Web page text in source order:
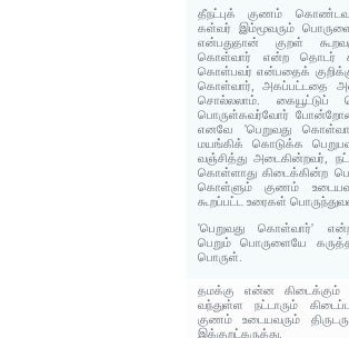
தீநட்புக் குணம்
கள்வர் இம்மூவரும்
என்பதுதான் குறள்
கொள்வார் என்ற தொடர்
கொள்பவர் என்பதைக்
கொள்வார், அகப்பட்டதை
சொல்லலாம். கையூட்டுப்
பொருள்கவர்வோர்
எனவே 'பெறுவது
மயங்கிக் கொடுக்க
வஞ்சித்து அடைகின்றவர்,
கொள்ளாது கிடைக்கின்ற
கொள்ளும் குணம்
கூறப்பட்ட உரைகள்
'பெறுவது கொள்வார்'
பெறும் பொருளையே
பொருள்.
தமக்கு என்ன கிடைக்கும்
வந்துள்ள நட்டாரும்
குணம் உடையவரும்
இக்குறட்கருத்து.